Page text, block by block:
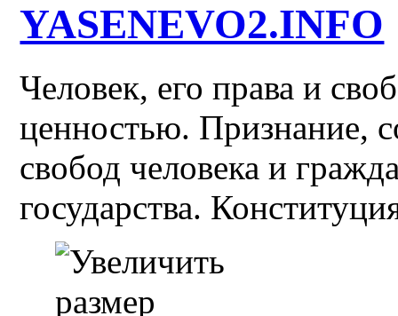
YASENEVO2.INFO
Человек, его права и
ценностью. Признание,
свобод человека и
государства.